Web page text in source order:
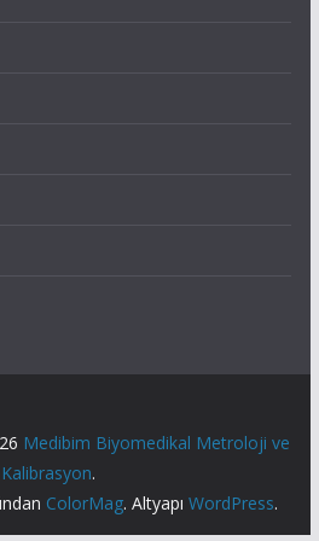
Medibim Biyomedikal Metroloji ve
Kalibrasyon.
ColorMag. AltyapıWordPress.